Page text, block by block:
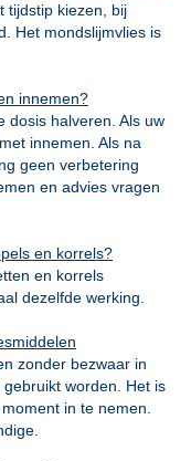
tijdstip kiezen, bij
Het mondslijmvlies is
innemen?
dosis halveren. Als uw
innemen. Als na
geen verbetering
en advies vragen
en korrels?
en korrels
dezelfde werking.
zonder bezwaar in
worden. Het is
in te nemen.